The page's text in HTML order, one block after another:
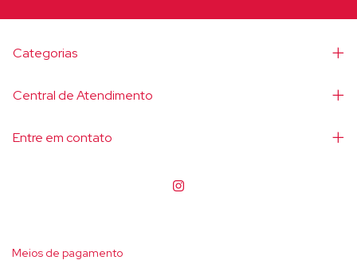
Categorias
Central de Atendimento
Entre em contato
Meios de pagamento